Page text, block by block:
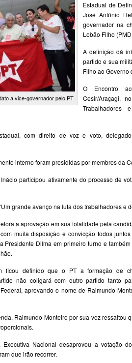
a vice-governador pelo PT
Estadual de
José Antônio
governador na
Lobão Filho
A definição dá
partido e sua
Filho ao Governo
O Encontro
Cesir/Araçagi,
Trabalhadores
com direito de voz e voto,
interno foram presididas por membros da
participou ativamente do processo de
grande avanço na luta dos trabalhadores e
a aprovação em sua totalidade pela
muita disposição e convicção todos
Presidente Dilma em primeiro turno e
ficou definido que o PT a formação de
não coligará com outro partido tanto
aprovando o nome de Raimundo
Raimundo Monteiro por sua vez ressaltou
Executiva Nacional desaprovou a votação
que irão recorrer.